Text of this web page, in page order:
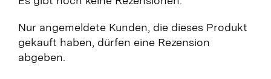
Nur angemeldete Kunden, die dieses Produkt
gekauft haben, dürfen eine Rezension
abgeben.